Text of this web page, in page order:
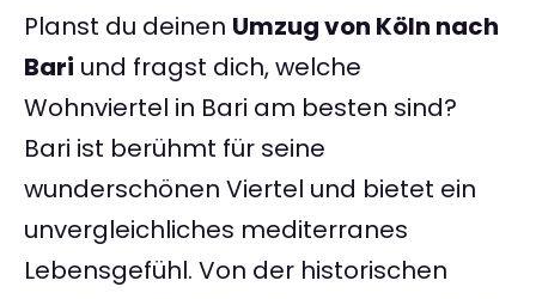
Planst du deinen Umzug von Köln nach
Bari und fragst dich, welche
Wohnviertel in Bari am besten sind?
Bari ist berühmt für seine
wunderschönen Viertel und bietet ein
unvergleichliches mediterranes
Lebensgefühl. Von der historischen